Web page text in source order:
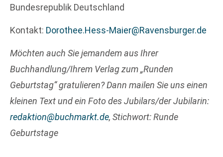
Bundesrepublik Deutschland
Kontakt: Dorothee.Hess-Maier@Ravensburger.de
Möchten auch Sie jemandem aus Ihrer
Buchhandlung/Ihrem Verlag zum „Runden
Geburtstag“ gratulieren? Dann mailen Sie uns einen
kleinen Text und ein Foto des Jubilars/der Jubilarin:
redaktion@buchmarkt.de, Stichwort: Runde
Geburtstage